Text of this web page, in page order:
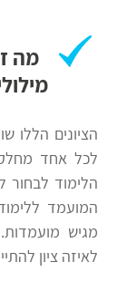
מה
הציונים הללו
לכל אחד
הלימוד לבחור
המועמד
מגיש
לאיזה ציון